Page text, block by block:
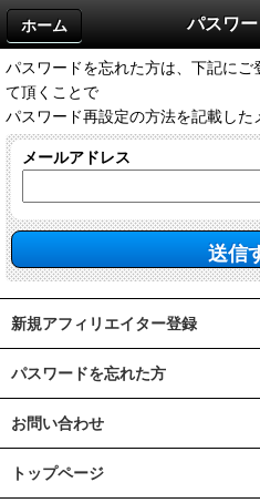
パスワ
ホーム
パスワードを忘れた方は、下記に
て頂くことで
パスワード再設定の方法を記載した
メールアドレス
新規アフィリエイター登録
パスワードを忘れた方
お問い合わせ
トップページ